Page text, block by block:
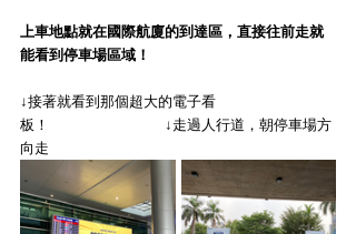
上車地點就在國際航廈的到達區，直接往前走就
能看到停車場區域！
↓接著就看到那個超大的電子看
板！　　　　　　　　↓走過人行道，朝停車場方
向走